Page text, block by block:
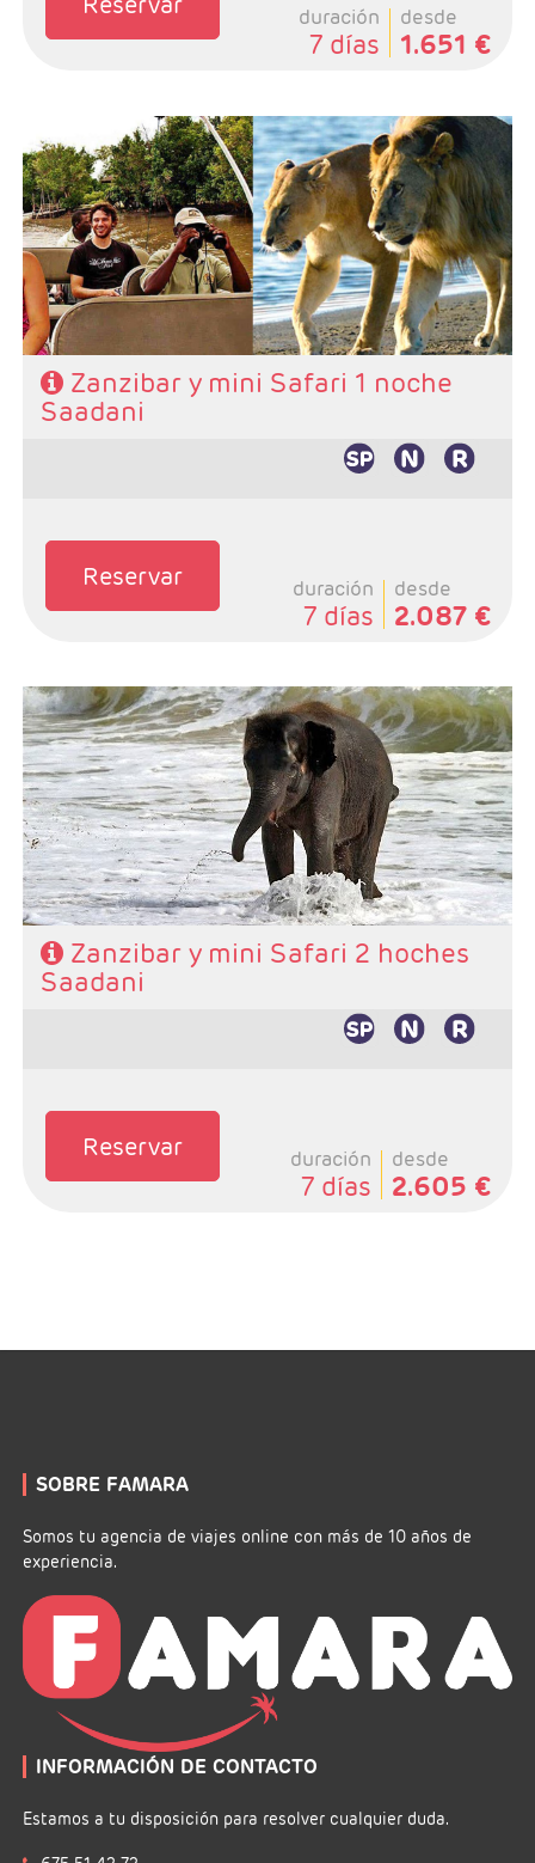
duración
7 días
desde
1.651 €
- Salidas: Diarias
- Ruta: Stone Town 1 noche, Sadani 1 noche y playas de
Zanzibar 3 noches (ampliables)
- Categoría hotelera: A elección del cliente
- Régimen: Pensión completa en safari y de libre
elección en Zanzibar
Zanzibar y mini Safari 1 noche
Saadani
Reservar duración
7 días
desde
2.087 €
- Salidas: Diarias
- Ruta: Stone Town 1 noche, Sadani 2 noche y playas de
Zanzibar 2 noches (ampliables)
- Categoría hotelera: A elección del cliente
- Régimen: Pensión completa en safari y de libre
elección en Zanzibar
Zanzibar y mini Safari 2 hoches
Saadani
Reservar duración
7 días
desde
2.605 €
SOBRE FAMARA
Somos tu agencia de viajes online con más de 10 años de
experiencia.
INFORMACIÓN DE CONTACTO
Estamos a tu disposición para resolver cualquier duda.